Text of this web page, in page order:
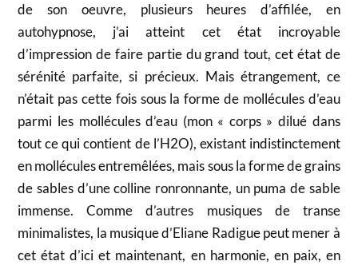
de son oeuvre, plusieurs heures d’affilée, en
autohypnose, j’ai atteint cet état incroyable
d’impression de faire partie du grand tout, cet état de
sérénité parfaite, si précieux. Mais étrangement, ce
n’était pas cette fois sous la forme de mollécules d’eau
parmi les mollécules d’eau (mon « corps » dilué dans
tout ce qui contient de l’H2O), existant indistinctement
en mollécules entremêlées, mais sous la forme de grains
de sables d’une colline ronronnante, un puma de sable
immense. Comme d’autres musiques de transe
minimalistes, la musique d’Eliane Radigue peut mener à
cet état d’ici et maintenant, en harmonie, en paix, en